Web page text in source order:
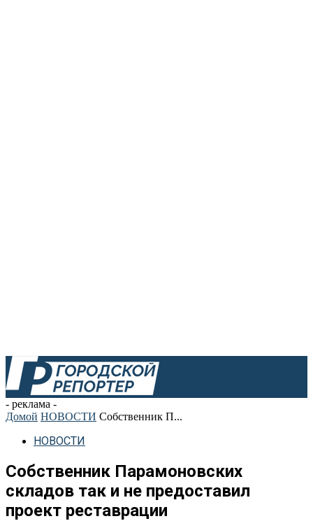
- реклама -
Домой НОВОСТИ Собственник П...
НОВОСТИ
Собственник Парамоновских
складов так и не предоставил
проект реставрации